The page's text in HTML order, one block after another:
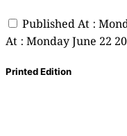
Published At :
At : Monday June 22
Printed Edition